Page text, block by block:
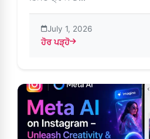
July 1, 2026
ਹੋਰ ਪੜ੍ਹੋ
about ਇੰਸਟਾਗ੍ਰਾਮ ਡੀਐਮ: